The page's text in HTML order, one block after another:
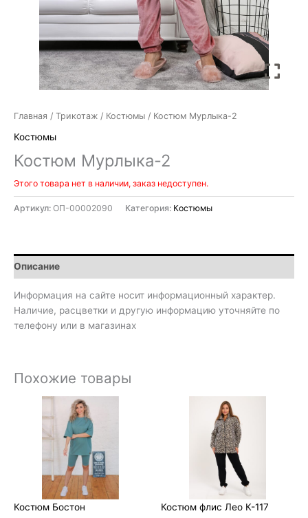
Главная / Трикотаж / Костюмы / Костюм Мурлыка-2
Костюмы
Костюм Мурлыка-2
Этого товара нет в наличии, заказ недоступен.
Артикул: ОП-00002090 Категория: Костюмы
Описание
Информация на сайте носит информационный характер.
Наличие, расцветки и другую информацию уточняйте по
телефону или в магазинах
Похожие товары
Костюм Бостон Костюм флис Лео К-117